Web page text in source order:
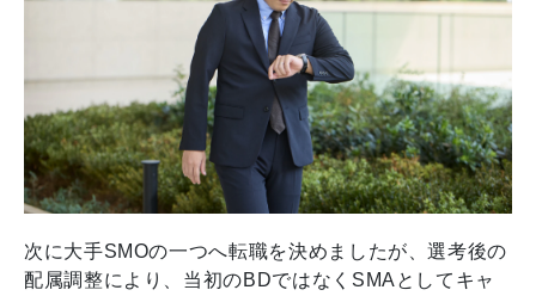
次に大手SMOの一つへ転職を決めましたが、選考後の
配属調整により、当初のBDではなくSMAとしてキャ